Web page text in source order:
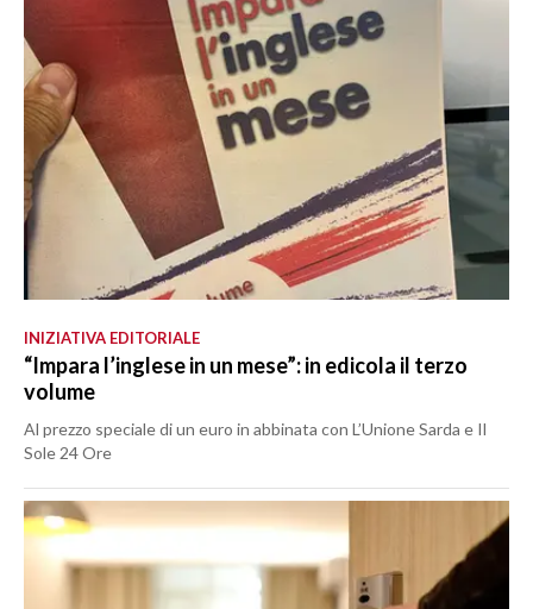
INIZIATIVA EDITORIALE
“Impara l’inglese in un mese”: in edicola il terzo
volume
Al prezzo speciale di un euro in abbinata con L’Unione Sarda e Il
Sole 24 Ore